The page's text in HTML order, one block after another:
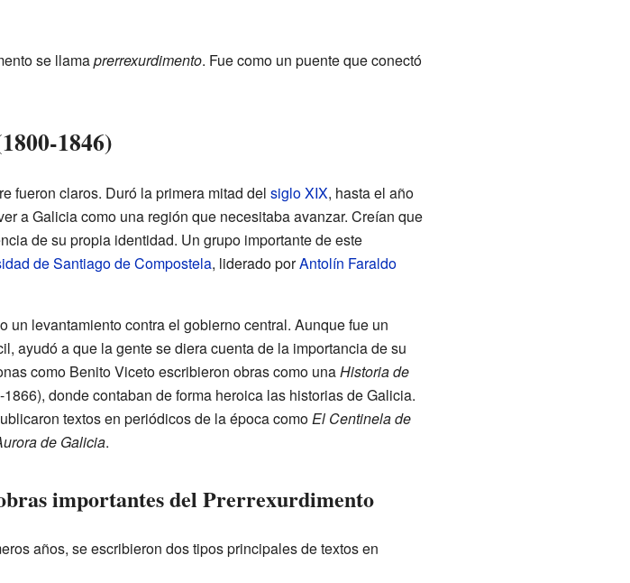
se llamaprerrexurdimento. Fue como un puente que conectó
1846)
fueron claros. Duró la primera mitad del siglo XIX, hasta el año
a Galicia como una región que necesitaba avanzar. Creían que
de su propia identidad. Un grupo importante de este
de Santiago de Compostela, liderado porAntolín Faraldo
un levantamiento contra el gobierno central. Aunque fue un
ayudó a que la gente se diera cuenta de la importancia de su
como Benito Viceto escribieron obras como unaHistoria de
donde contaban de forma heroica las historias de Galicia.
textos en periódicos de la época comoEl Centinela de
de Galicia.
importantes del Prerrexurdimento
años, se escribieron dos tipos principales de textos en